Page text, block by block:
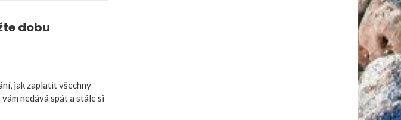
dobu
jak zaplatit všechny
nedává spát a stále si